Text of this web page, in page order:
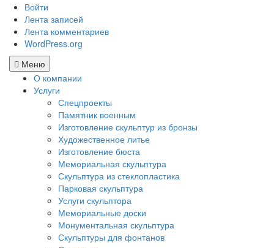
Войти
Лента записей
Лента комментариев
WordPress.org
Меню
О компании
Услуги
Спецпроекты
Памятник военным
Изготовление скульптур из бронзы
Художественное литье
Изготовление бюста
Мемориальная скульптура
Скульптура из стеклопластика
Парковая скульптура
Услуги скульптора
Мемориальные доски
Монументальная скульптура
Скульптуры для фонтанов